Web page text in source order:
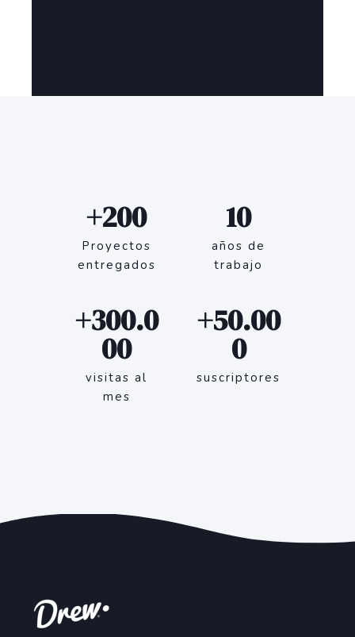
+200
Proyectos
entregados
10
años de
trabajo
+300.0
00
visitas al
mes
+50.00
0
suscriptores